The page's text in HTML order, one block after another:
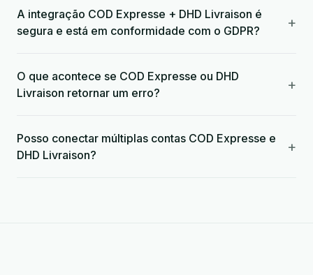
A integração COD Expresse + DHD Livraison é
segura e está em conformidade com o GDPR?
+
O que acontece se COD Expresse ou DHD
Livraison retornar um erro?
+
Posso conectar múltiplas contas COD Expresse e
DHD Livraison?
+